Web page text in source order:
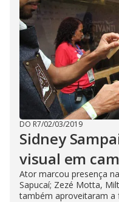
DO R7/02/03/2019
Sidney
visual em
Ator marcou presença
Sapucaí; Zezé Motta,
também aproveitaram a